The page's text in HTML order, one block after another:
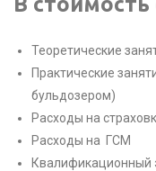
Теоретические
Практические
бульдозером)
Расходы на
Расходы на ГСМ
Квалификационный